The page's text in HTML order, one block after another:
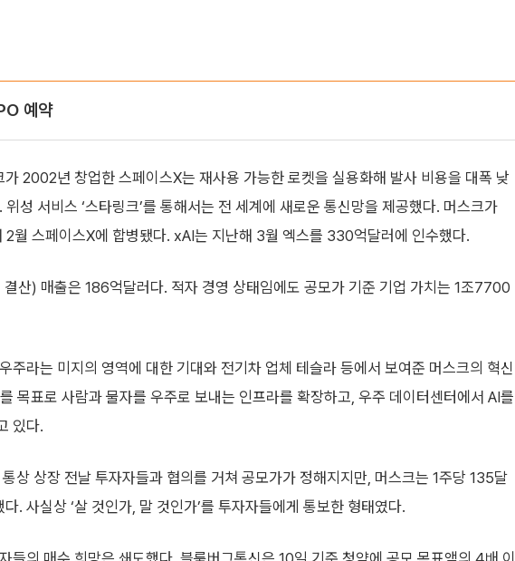
예약
2002년 창업한 스페이스X는 재사용 가능한 로켓을 실용화해 발사 비용을 대폭 낮
성 서비스 ‘스타링크’를 통해서는 전 세계에 새로운 통신망을 제공했다. 머스크가
월 스페이스X에 합병됐다. xAI는 지난해 3월 엑스를 330억달러에 인수했다.
산) 매출은 186억달러다. 적자 경영 상태임에도 공모가 기준 기업 가치는 1조7700
주라는 미지의 영역에 대한 기대와 전기차 업체 테슬라 등에서 보여준 머스크의 혁신
목표로 사람과 물자를 우주로 보내는 인프라를 확장하고, 우주 데이터센터에서 AI를
있다.
상 상장 전날 투자자들과 협의를 거쳐 공모가가 정해지지만, 머스크는 1주당 135달
. 사실상 ‘살 것인가, 말 것인가’를 투자자들에게 통보한 형태였다.